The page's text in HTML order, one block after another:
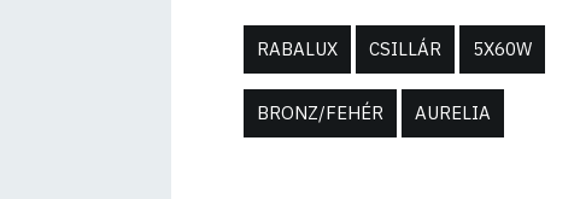
RABALUX CSILLÁR 5X60W
BRONZ/FEHÉR AURELIA